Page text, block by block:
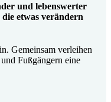
und lebenswerter
etwas verändern
Gemeinsam verleihen
Fußgängern eine